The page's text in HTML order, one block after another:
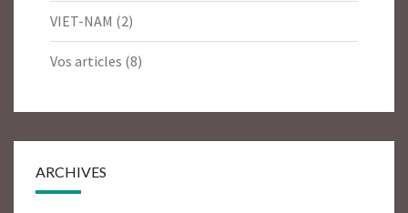
VIET-NAM (2)
Vos articles (8)
ARCHIVES